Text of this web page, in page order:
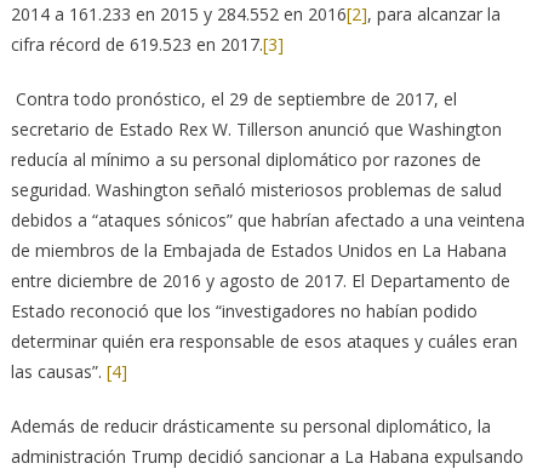
2014 a 161.233 en 2015 y 284.552 en 2016[2], para alcanzar la
cifra récord de 619.523 en 2017.[3]
Contra todo pronóstico, el 29 de septiembre de 2017, el
secretario de Estado Rex W. Tillerson anunció que Washington
reducía al mínimo a su personal diplomático por razones de
seguridad. Washington señaló misteriosos problemas de salud
debidos a “ataques sónicos” que habrían afectado a una veintena
de miembros de la Embajada de Estados Unidos en La Habana
entre diciembre de 2016 y agosto de 2017. El Departamento de
Estado reconoció que los “investigadores no habían podido
determinar quién era responsable de esos ataques y cuáles eran
las causas”. [4]
Además de reducir drásticamente su personal diplomático, la
administración Trump decidió sancionar a La Habana expulsando